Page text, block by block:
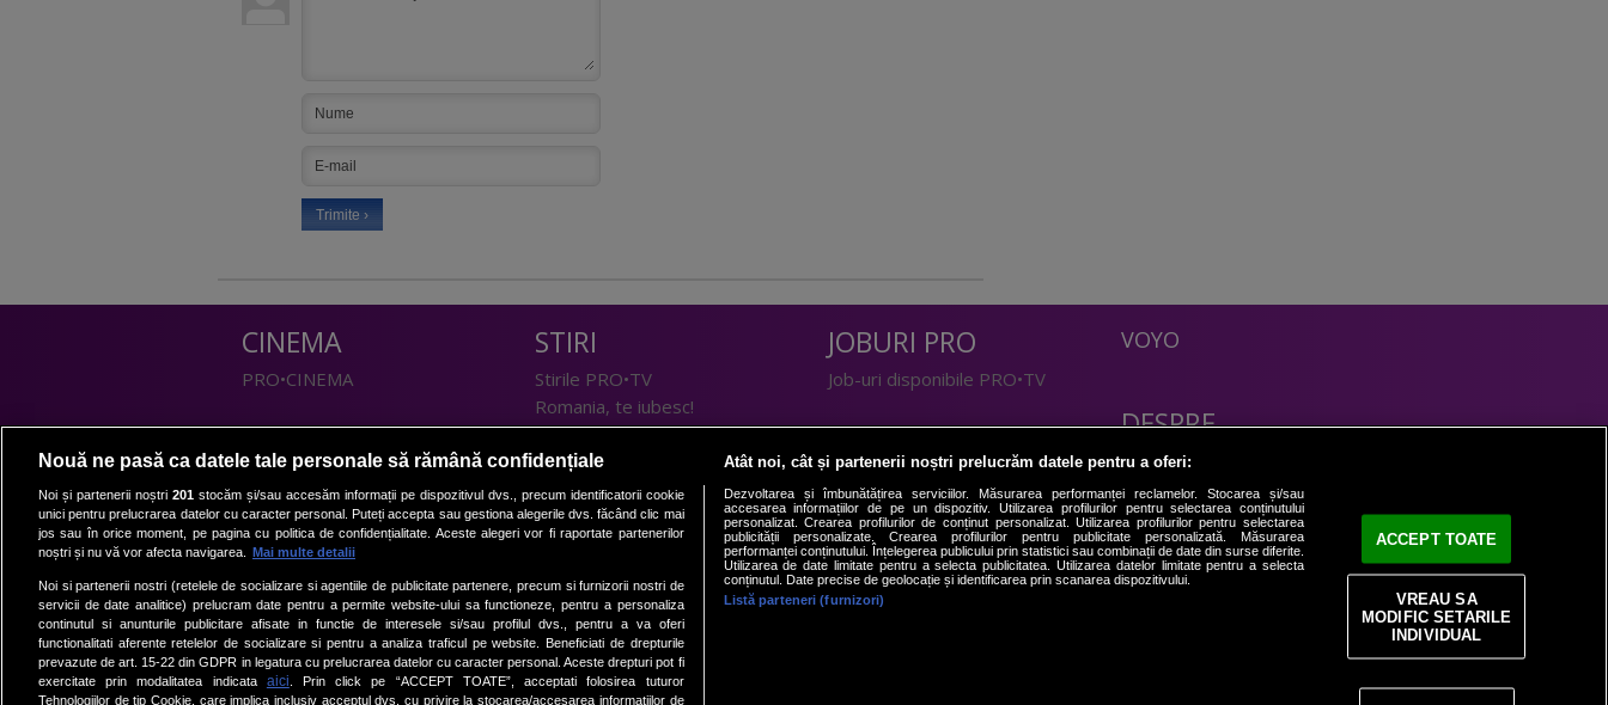
CINEMA
PRO•CINEMA
DIVERTISMENT
PRO•TV
Romanii au talent
Vocea Romaniei
Las Fierbinti
La Maruta
Apropo TV
STIRI
Stirile PRO•TV
Romania, te iubesc!
TEHNOLOGIE
I Like IT
SPORT
Sport.ro
PRO•ARENA
JOBURI PRO
Job-uri disponibile PRO•TV
LIFESTYLE
Doctor de Bine
Acasă
Acasă Gold
Perfecte
DeBarbati
VOYO
DESPRE
Politica Confidentialitate
Contact
Nouă ne pasă ca datele tale personale să rămână confidențiale
Noi și partenerii noștri 201stocăm și/sau accesăm informații pe dispozitivul dvs., precum identificatorii cookie
unici pentru prelucrarea datelor cu caracter personal. Puteți accepta sau gestiona alegerile dvs. făcând clic mai
jos sau în orice moment, pe pagina cu politica de confidențialitate. Aceste alegeri vor fi raportate partenerilor
noștri și nu vă vor afecta navigarea.
Mai multe detalii
Noi si partenerii nostri (retelele de socializare si agentiile de publicitate partenere, precum si furnizorii nostri de
servicii de date analitice) prelucram date pentru a permite website-ului sa functioneze, pentru a personaliza
continutul si anunturile publicitare afisate in functie de interesele si/sau profilul dvs., pentru a va oferi
functionalitati aferente retelelor de socializare si pentru a analiza traficul pe website. Beneficiati de drepturile
prevazute de art. 15-22 din GDPR in legatura cu prelucrarea datelor cu caracter personal. Aceste drepturi pot fi
exercitate prin modalitatea indicata aici . Prin click pe “ACCEPT TOATE”, acceptati folosirea tuturor
Tehnologiilor de tip Cookie, care implica inclusiv acceptul dvs. cu privire la stocarea/accesarea informatiilor de
Atât noi, cât și partenerii noștri prelucrăm datele pentru a oferi:
Dezvoltarea și îmbunătățirea serviciilor. Măsurarea performanței reclamelor. Stocarea și/sau
accesarea informațiilor de pe un dispozitiv. Utilizarea profilurilor pentru selectarea conținutului
personalizat. Crearea profilurilor de conținut personalizat. Utilizarea profilurilor pentru selectarea
publicității personalizate. Crearea profilurilor pentru publicitate personalizată. Măsurarea
performanței conținutului. Înțelegerea publicului prin statistici sau combinații de date din surse diferite.
Utilizarea de date limitate pentru a selecta publicitatea. Utilizarea datelor limitate pentru a selecta
conținutul. Date precise de geolocație și identificarea prin scanarea dispozitivului.
Listă parteneri (furnizori)
ACCEPT TOATE
VREAU SA
MODIFIC SETARILE
INDIVIDUAL